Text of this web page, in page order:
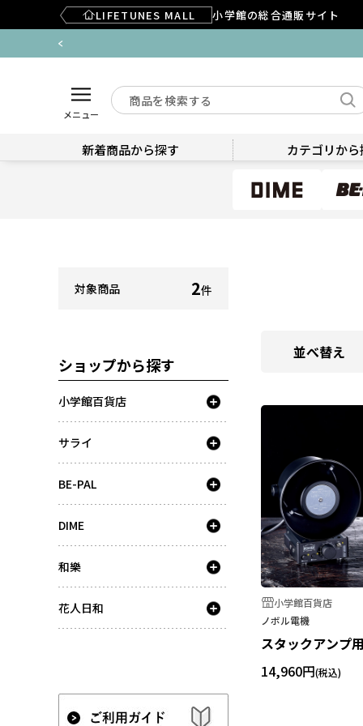
LIFETUNES MALL 小学館の総合通販サイト
メニュー
新着商品から探す カテゴリか
対象商品 2件
ショップから探す
小学館百貨店
サライ
BE-PAL
DIME
和樂
花人日和
並べ替え
小学館百貨店
ノボル電機
スタックアンプ
14,960円